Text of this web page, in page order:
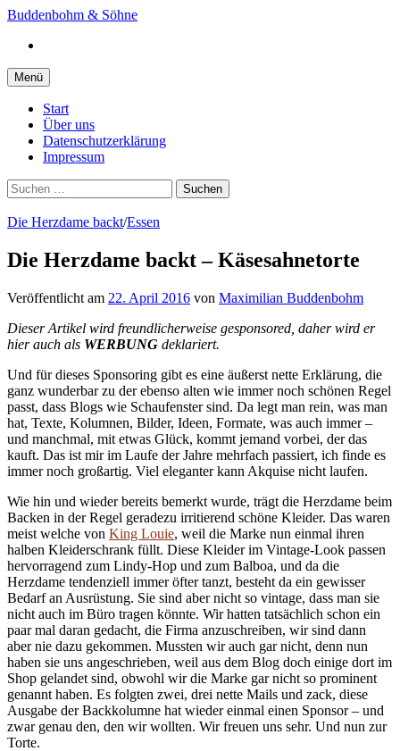
Springe
Inhalt
Buddenbohm & Söhne
Menü
Start
Über uns
Datenschutzerklärung
Impressum
Suchen
nach:
Die Herzdame backt/Essen
Die Herzdame backt – Käsesahnetorte
Veröffentlicht am 22. April 2016 von Maximilian Buddenbohm
Dieser Artikel wird freundlicherweise gesponsored, daher wird er
hier auch als WERBUNG deklariert.
Und für dieses Sponsoring gibt es eine äußerst nette Erklärung, die
ganz wunderbar zu der ebenso alten wie immer noch schönen Regel
passt, dass Blogs wie Schaufenster sind. Da legt man rein, was man
hat, Texte, Kolumnen, Bilder, Ideen, Formate, was auch immer –
und manchmal, mit etwas Glück, kommt jemand vorbei, der das
kauft. Das ist mir im Laufe der Jahre mehrfach passiert, ich finde es
immer noch großartig. Viel eleganter kann Akquise nicht laufen.
Wie hin und wieder bereits bemerkt wurde, trägt die Herzdame beim
Backen in der Regel geradezu irritierend schöne Kleider. Das waren
meist welche von King Louie, weil die Marke nun einmal ihren
halben Kleiderschrank füllt. Diese Kleider im Vintage-Look passen
hervorragend zum Lindy-Hop und zum Balboa, und da die
Herzdame tendenziell immer öfter tanzt, besteht da ein gewisser
Bedarf an Ausrüstung. Sie sind aber nicht so vintage, dass man sie
nicht auch im Büro tragen könnte. Wir hatten tatsächlich schon ein
paar mal daran gedacht, die Firma anzuschreiben, wir sind dann
aber nie dazu gekommen. Mussten wir auch gar nicht, denn nun
haben sie uns angeschrieben, weil aus dem Blog doch einige dort im
Shop gelandet sind, obwohl wir die Marke gar nicht so prominent
genannt haben. Es folgten zwei, drei nette Mails und zack, diese
Ausgabe der Backkolumne hat wieder einmal einen Sponsor – und
zwar genau den, den wir wollten. Wir freuen uns sehr. Und nun zur
Torte.